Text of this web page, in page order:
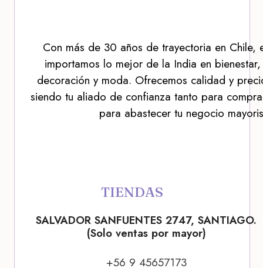
Con más de 30 años de trayectoria en Chile,
importamos lo mejor de la India en
decoración y moda. Ofrecemos calidad y
siendo tu aliado de confianza tanto para
para abastecer tu negocio
TIENDAS
SALVADOR SANFUENTES 2747, SANTIAGO.
(Solo ventas por mayor)
+56 9 45657173